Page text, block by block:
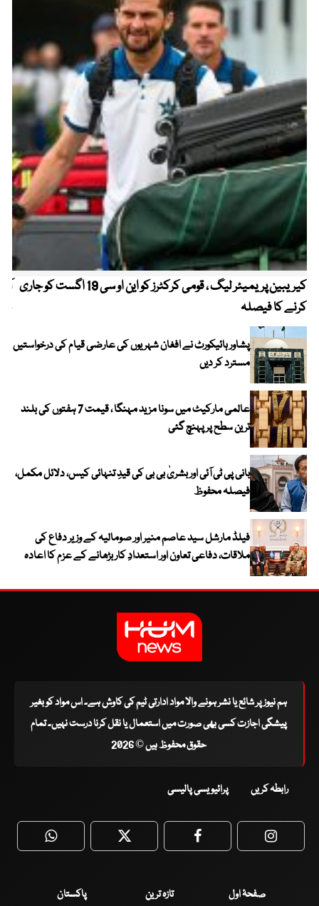
کیریبین پریمیئر لیگ ، قومی کرکٹرز کو این او سی 19 اگست کو جاری
کرنے کا فیصلہ
پشاور ہائیکورٹ نے افغان شہریوں کی عارضی قیام کی درخواستیں
مسترد کر دیں
عالمی مارکیٹ میں سونا مزید مہنگا ، قیمت 7 ہفتوں کی بلند
ترین سطح پر پہنچ گئی
بانی پی ٹی آئی اور بشریٰ بی بی کی قیدِ تنہائی کیس، دلائل مکمل،
فیصلہ محفوظ
فیلڈ مارشل سید عاصم منیر اور صومالیہ کے وزیر دفاع کی
ملاقات، دفاعی تعاون اور استعدادِ کار بڑھانے کے عزم کا اعادہ
ہم نیوز پر شائع یا نشر ہونے والا مواد ادارتی ٹیم کی کاوش ہے۔ اس مواد کو بغیر
پیشگی اجازت کسی بھی صورت میں استعمال یا نقل کرنا درست نہیں۔ تمام
حقوق محفوظ ہیں © 2026
رابطہ کریں پرائیویسی پالیسی
WhatsApp Twitter Facebook
صفحۂ اول تازہ ترین پاکستان